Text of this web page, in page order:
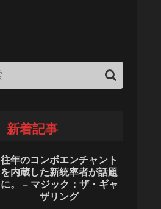
新着記事
往年のコンボエンチャント
を内蔵した新統率者が話題
に。 – マジック：ザ・ギャ
ザリング